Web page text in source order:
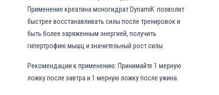
Применение креатина моногидрат DynamiK позволит
быстрее восстанавливать силы после тренировок и
быть более заряженным энергией, получить
гипертрофию мышц и значительный рост силы.
Рекомендации к применению: Принимайте 1 мерную
ложку после завтра и 1 мерную ложку после ужина.